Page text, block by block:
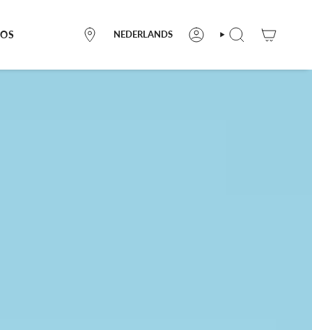
OÙ
LANGUE
NEDERLANDS COMPTE RECHERCHE